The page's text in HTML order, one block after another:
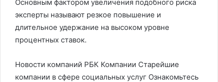
Основным фактором увеличения подобного риска
эксперты называют резкое повышение и
длительное удержание на высоком уровне
процентных ставок.
Новости компаний РБК Компании Старейшие
компании в сфере социальных услуг Ознакомьтесь